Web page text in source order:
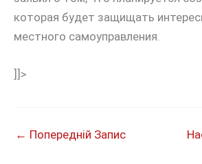
которая будет защищать
местного самоуправления.
]]>
← Попередній Запис